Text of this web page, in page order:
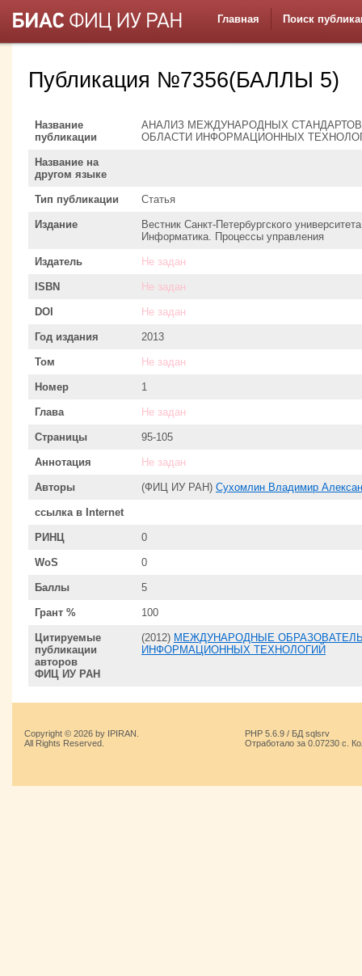
Главная Поиск
Публикация №7356(БАЛЛЫ 5)
Название
публикации
АНАЛИЗ МЕЖДУНАРОДНЫХ
ОБЛАСТИ ИНФОРМАЦИОННЫХ
Название на
другом языке
Тип публикации Статья
Издание
Вестник Санкт-Петербургского
Информатика. Процессы управления
Издатель Не задан
ISBN Не задан
DOI Не задан
Год издания 2013
Том Не задан
Номер 1
Глава Не задан
Страницы 95-105
Аннотация Не задан
Авторы (ФИЦ ИУ РАН) Сухомлин Владимир
ссылка в Internet
РИНЦ 0
WoS 0
Баллы 5
Грант % 100
Цитируемые
публикации
авторов
ФИЦ ИУ РАН
(2012) МЕЖДУНАРОДНЫЕ
ИНФОРМАЦИОННЫХ ТЕХНОЛОГИЙ
Copyright © 2026 by IPIRAN.
All Rights Reserved.
PHP 5.6.9 / БД sqlsrv
Отработало за 0.07230 с.